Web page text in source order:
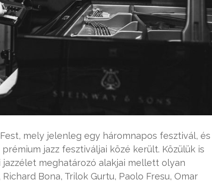
mely jelenleg egy háromnapos fesztivál, és
jazz fesztiváljai közé került. Közülük is
meghatározó alakjai mellett olyan
Bona, Trilok Gurtu, Paolo Fresu, Omar